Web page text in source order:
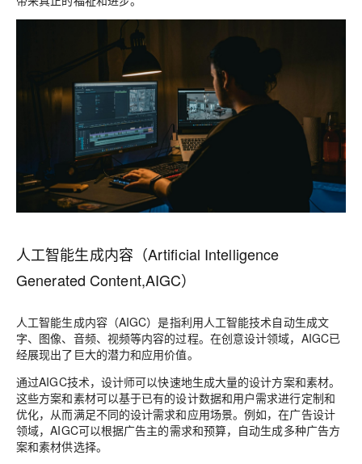
人工智能生成内容（Artificial Intelligence
Generated Content,AIGC）
人工智能生成内容（AIGC）是指利用人工智能技术自动生成文
字、图像、音频、视频等内容的过程。在创意设计领域，AIGC已
经展现出了巨大的潜力和应用价值。
通过AIGC技术，设计师可以快速地生成大量的设计方案和素材。
这些方案和素材可以基于已有的设计数据和用户需求进行定制和
优化，从而满足不同的设计需求和应用场景。例如，在广告设计
领域，AIGC可以根据广告主的需求和预算，自动生成多种广告方
案和素材供选择。